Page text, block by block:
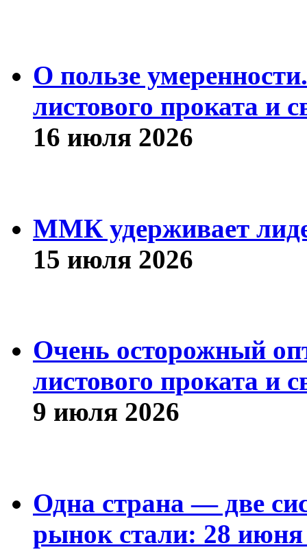
О пользе
листового проката и
16 июля 2026
ММК удерживает
15 июля 2026
Очень осторожный
листового проката и
9 июля 2026
Одна страна — две
рынок стали: 28